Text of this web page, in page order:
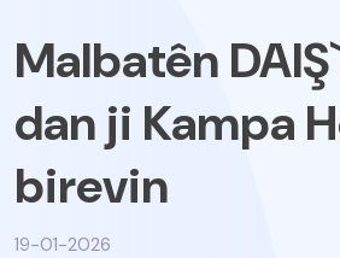
Malbatên
dan ji Kampa
birevin
19-01-2026